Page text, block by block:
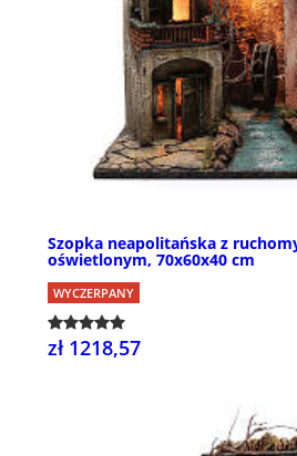
Szopka neapolitańska z
oświetlonym, 70x60x40 cm
WYCZERPANY
zł 1218,57